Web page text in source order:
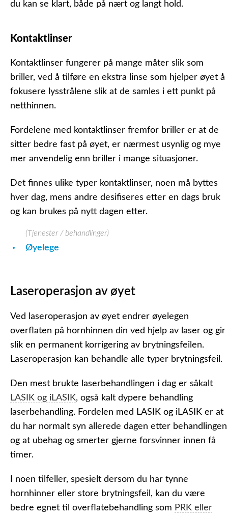
du kan se klart, både på nært og langt hold.
Kontaktlinser
Kontaktlinser fungerer på mange måter slik som
briller, ved å tilføre en ekstra linse som hjelper øyet å
fokusere lysstrålene slik at de samles i ett punkt på
netthinnen.
Fordelene med kontaktlinser fremfor briller er at de
sitter bedre fast på øyet, er nærmest usynlig og mye
mer anvendelig enn briller i mange situasjoner.
Det finnes ulike typer kontaktlinser, noen må byttes
hver dag, mens andre desifiseres etter en dags bruk
og kan brukes på nytt dagen etter.
(Tjenester / behandlinger)
Øyelege
Laseroperasjon av øyet
Ved laseroperasjon av øyet endrer øyelegen
overflaten på hornhinnen din ved hjelp av laser og gir
slik en permanent korrigering av brytningsfeilen.
Laseroperasjon kan behandle alle typer brytningsfeil.
Den mest brukte laserbehandlingen i dag er såkalt
LASIK og iLASIK, også kalt dypere behandling
laserbehandling. Fordelen med LASIK og iLASIK er at
du har normalt syn allerede dagen etter behandlingen
og at ubehag og smerter gjerne forsvinner innen få
timer.
I noen tilfeller, spesielt dersom du har tynne
hornhinner eller store brytningsfeil, kan du være
bedre egnet til overflatebehandling som PRK eller